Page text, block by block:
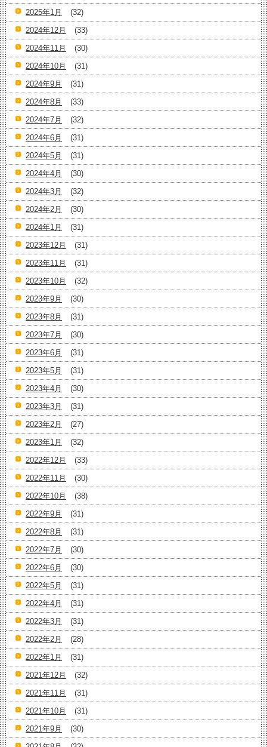
2025年1月
(32)
2024年12月
(33)
2024年11月
(30)
2024年10月
(31)
2024年9月
(31)
2024年8月
(33)
2024年7月
(32)
2024年6月
(31)
2024年5月
(31)
2024年4月
(30)
2024年3月
(32)
2024年2月
(30)
2024年1月
(31)
2023年12月
(31)
2023年11月
(31)
2023年10月
(32)
2023年9月
(30)
2023年8月
(31)
2023年7月
(30)
2023年6月
(31)
2023年5月
(31)
2023年4月
(30)
2023年3月
(31)
2023年2月
(27)
2023年1月
(32)
2022年12月
(33)
2022年11月
(30)
2022年10月
(38)
2022年9月
(31)
2022年8月
(31)
2022年7月
(30)
2022年6月
(30)
2022年5月
(31)
2022年4月
(31)
2022年3月
(31)
2022年2月
(28)
2022年1月
(31)
2021年12月
(32)
2021年11月
(31)
2021年10月
(31)
2021年9月
(30)